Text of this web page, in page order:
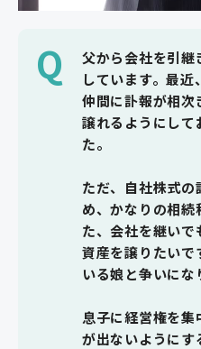
Q
父から会社を引継
しています。最
仲間に訃報が相次
譲れるようにして
た。
ただ、自社株式
め、かなりの相続
た、会社を継いで
資産を譲りたいで
いる娘と争いにな
息子に経営権を
が出ないようにす